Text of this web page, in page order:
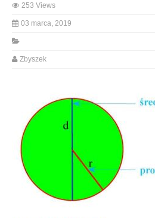
253 Views
03 marca, 2019
Zbyszek